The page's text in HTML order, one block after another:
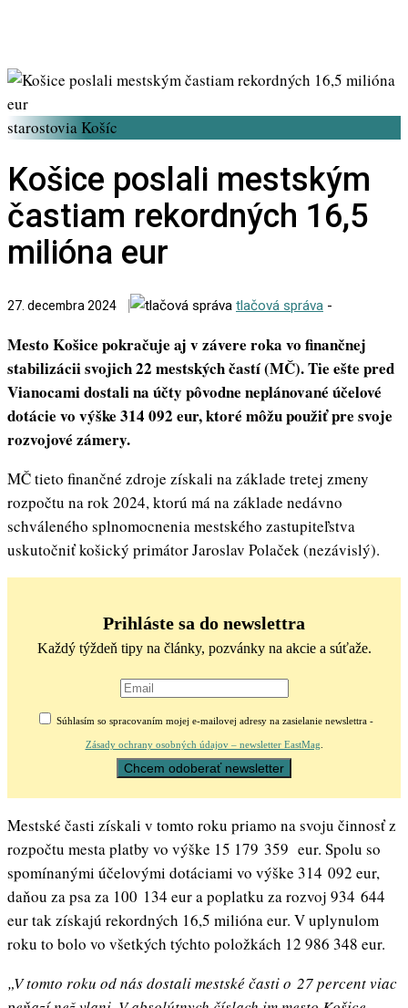
starostovia Košíc
Košice poslali mestským
častiam rekordných 16,5
milióna eur
27. decembra 2024 tlačová správa -
Mesto Košice pokračuje aj v závere roka vo finančnej
stabilizácii svojich 22 mestských častí (MČ). Tie ešte pred
Vianocami dostali na účty pôvodne neplánované účelové
dotácie vo výške 314 092 eur, ktoré môžu použiť pre svoje
rozvojové zámery.
MČ tieto finančné zdroje získali na základe tretej zmeny
rozpočtu na rok 2024, ktorú má na základe nedávno
schváleného splnomocnenia mestského zastupiteľstva
uskutočniť košický primátor Jaroslav Polaček (nezávislý).
Prihláste sa do newslettra
Každý týždeň tipy na články, pozvánky na akcie a súťaže.
Súhlasím so spracovaním mojej e-mailovej adresy na zasielanie newslettra -
Zásady ochrany osobných údajov – newsletter EastMag
Mestské časti získali v tomto roku priamo na svoju činnosť z
rozpočtu mesta platby vo výške 15 179 359 eur. Spolu so
spomínanými účelovými dotáciami vo výške 314 092 eur,
daňou za psa za 100 134 eur a poplatku za rozvoj 934 644
eur tak získajú rekordných 16,5 milióna eur. V uplynulom
roku to bolo vo všetkých týchto položkách 12 986 348 eur.
„V tomto roku od nás dostali mestské časti o 27 percent viac